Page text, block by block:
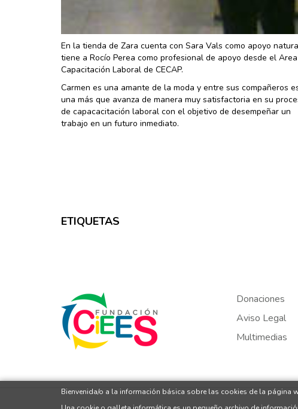
En la tienda de Zara cuenta con Sara Vals como apoyo
tiene a Rocío Perea como profesional de apoyo desde el
Capacitación Laboral de CECAP.
Carmen es una amante de la moda y entre sus compañeros
una más que avanza de manera muy satisfactoria en su
de capacacitación laboral con el objetivo de desempeñar un
trabajo en un futuro inmediato.
ETIQUETAS
Donaciones
Aviso Legal
Multimedias
Bienvenida/o a la información básica sobre las cookies de la página